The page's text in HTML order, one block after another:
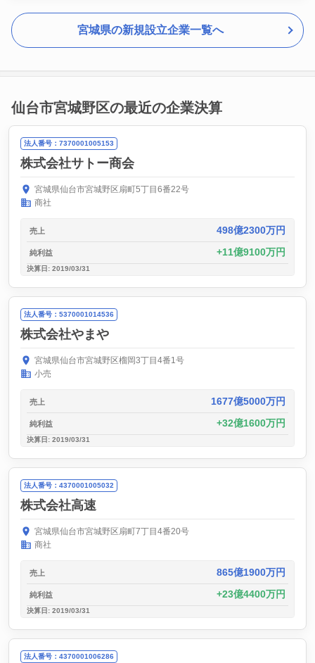
宮城県の新規設立企業一覧へ
仙台市宮城野区の最近の企業決算
法人番号：7370001005153
株式会社サトー商会
宮城県仙台市宮城野区扇町5丁目6番22号
商社
売上 498億2300万円
純利益 11億9100万円
決算日: 2019/03/31
法人番号：5370001014536
株式会社やまや
宮城県仙台市宮城野区榴岡3丁目4番1号
小売
売上 1677億5000万円
純利益 32億1600万円
決算日: 2019/03/31
法人番号：4370001005032
株式会社高速
宮城県仙台市宮城野区扇町7丁目4番20号
商社
売上 865億1900万円
純利益 23億4400万円
決算日: 2019/03/31
法人番号：4370001006286